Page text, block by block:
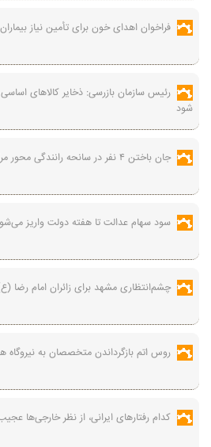
فراخوان اهدای خون برای تأمین نیاز بیماران
رئیس سازمان بازرسی: ذخایر کالاهای اساسی و
شود
جان باختن ۴ نفر در سانحه رانندگی محور مراغه - هشترود
سود سهام عدالت تا هفته دولت واریز می‌شود
چشم‌انتظاری مشهد برای زائران امام رضا (ع)
روس اتم بازگرداندن متخصصان به نیروگاه
کدام رفتارهای ایرانی، از نظر خارجی‌ها عجیب